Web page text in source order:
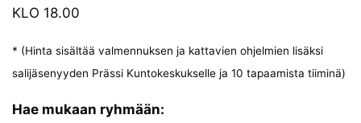
KLO 18.00
* (Hinta sisältää valmennuksen ja kattavien ohjelmien lisäksi
salijäsenyyden Prässi Kuntokeskukselle ja 10 tapaamista tiiminä)
Hae mukaan ryhmään: